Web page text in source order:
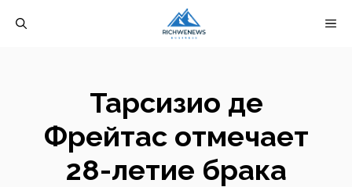
Тарсизио де
Фрейтас отмечает
28-летие брака